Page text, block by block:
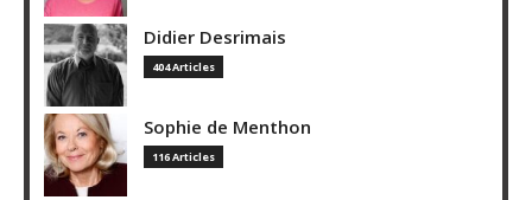
Didier Desrimais
404 Articles
Sophie de Menthon
116 Articles